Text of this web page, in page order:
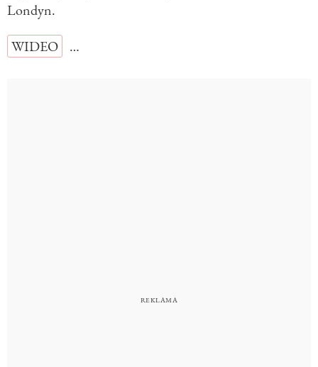
Londyn.
WIDEO
…